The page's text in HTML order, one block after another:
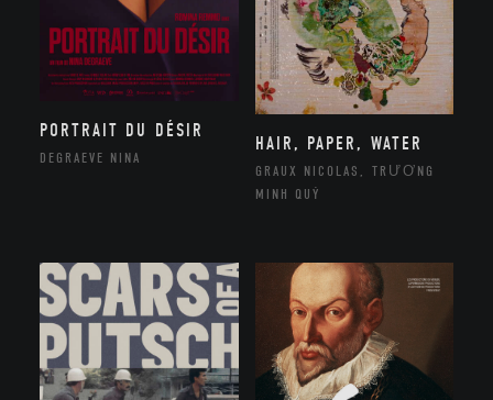
PORTRAIT DU DÉSIR
DEGRAEVE NINA
HAIR, PAPER, WATER
GRAUX NICOLAS, TRƯƠNG
MINH QUÝ